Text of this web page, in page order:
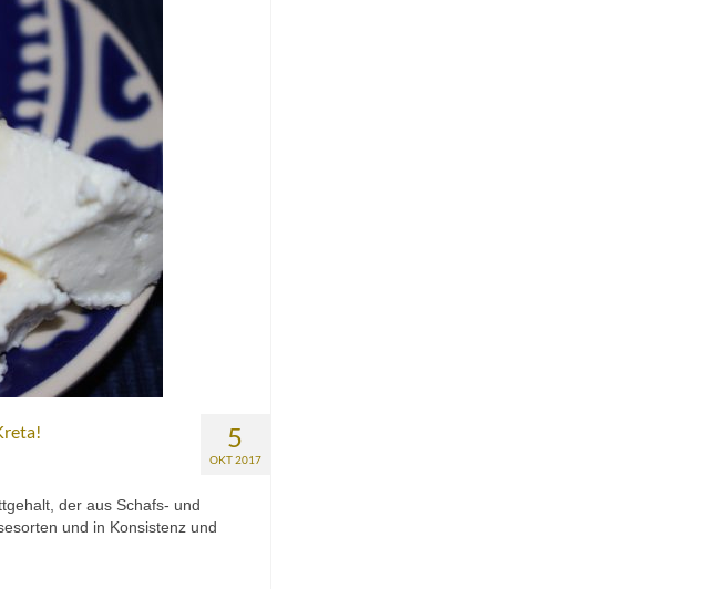
5
OKT 2017
der aus Schafs- und
und in Konsistenz und